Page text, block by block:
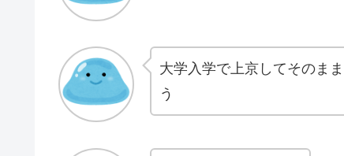
大学入学で上京してそのま
う